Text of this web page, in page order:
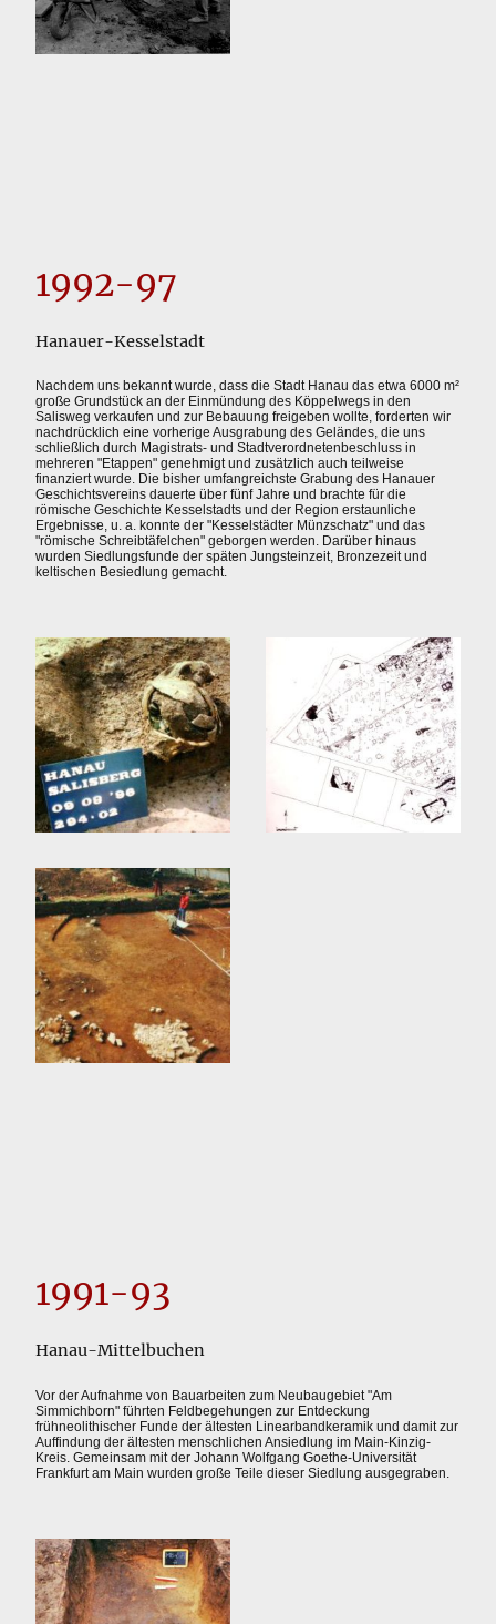
1992-97
Hanauer-Kesselstadt
Nachdem uns bekannt wurde, dass die Stadt Hanau das etwa 6000 m²
große Grundstück an der Einmündung des Köppelwegs in den
Salisweg verkaufen und zur Bebauung freigeben wollte, forderten wir
nachdrücklich eine vorherige Ausgrabung des Geländes, die uns
schließlich durch Magistrats- und Stadtverordnetenbeschluss in
mehreren "Etappen" genehmigt und zusätzlich auch teilweise
finanziert wurde. Die bisher umfangreichste Grabung des Hanauer
Geschichtsvereins dauerte über fünf Jahre und brachte für die
römische Geschichte Kesselstadts und der Region erstaunliche
Ergebnisse, u. a. konnte der "Kesselstädter Münzschatz" und das
"römische Schreibtäfelchen" geborgen werden. Darüber hinaus
wurden Siedlungsfunde der späten Jungsteinzeit, Bronzezeit und
keltischen Besiedlung gemacht.
1991-93
Hanau-Mittelbuchen
Vor der Aufnahme von Bauarbeiten zum Neubaugebiet "Am
Simmichborn" führten Feldbegehungen zur Entdeckung
frühneolithischer Funde der ältesten Linearbandkeramik und damit zur
Auffindung der ältesten menschlichen Ansiedlung im Main-Kinzig-
Kreis. Gemeinsam mit der Johann Wolfgang Goethe-Universität
Frankfurt am Main wurden große Teile dieser Siedlung ausgegraben.